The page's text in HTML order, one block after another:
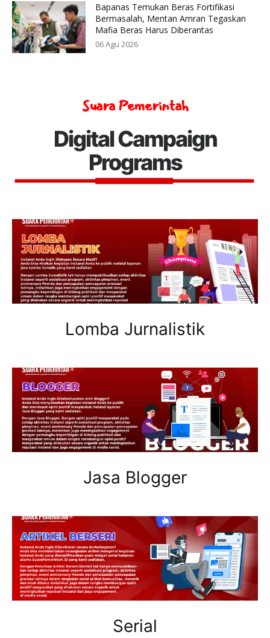
Bapanas Temukan Beras Fortifikasi
Bermasalah, Mentan Amran Tegaskan
Mafia Beras Harus Diberantas
06 Agu 2026
Suara Pemerintah
Digital Campaign
Programs
Lomba Jurnalistik
Jasa Blogger
Serial